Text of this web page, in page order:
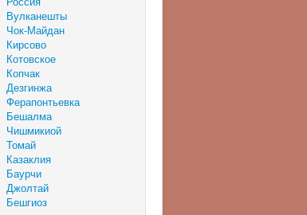
Вулканешты
Чок-Майдан
Кирсово
Котовское
Копчак
Дезгинжа
Ферапонтьевка
Бешалма
Чишмикиой
Томай
Казаклия
Баурчи
Джолтай
Бешгиоз